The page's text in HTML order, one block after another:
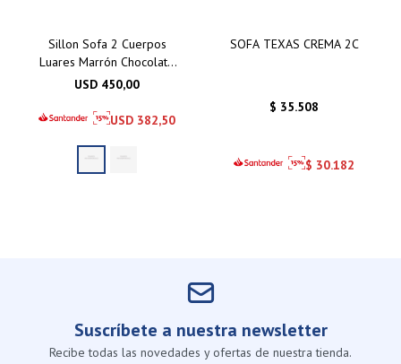
Sillon Sofa 2 Cuerpos
Luares Marrón Chocolate
- Gris Azulado
USD 450,00
USD 382,50
SOFA TEXAS CREMA 2C
$ 35.508
$ 30.182
Suscríbete a nuestra newsletter
Recibe todas las novedades y ofertas de nuestra tienda.